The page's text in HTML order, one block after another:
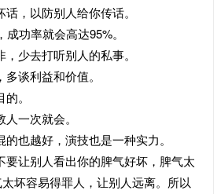
，以防别人给你传话。
功率就会高达95%。
少去打听别人的私事。
谈利益和价值。
。
一次就会。
也越好，演技也是一种实力。
要让别人看出你的脾气好坏，脾气太
坏容易得罪人，让别人远离。所以